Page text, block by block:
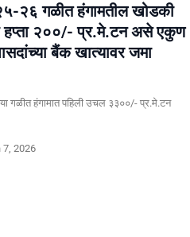
२६ गळीत हंगामतील खोडकी
हप्ता २००/- प्र.मे.टन असे एकुण
बैंक खात्यावर जमा
गळीत हंगामात पहिली उचल ३३००/- प्र.मे.टन
7, 2026